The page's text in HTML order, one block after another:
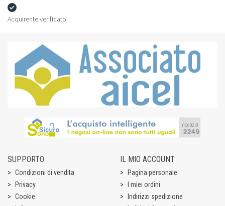
Acquirente verificato
SUPPORTO
Condizioni di vendita
Privacy
Cookie
IL MIO ACCOUNT
Pagina personale
I miei ordini
Indirizzi spedizione